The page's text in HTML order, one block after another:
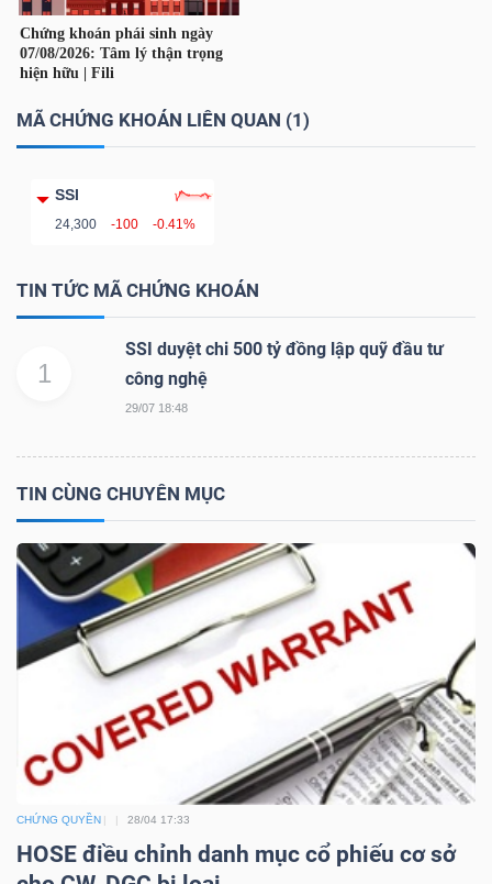
MÃ CHỨNG KHOÁN LIÊN QUAN (1)
SSI
24,300 -100 -0.41%
TIN TỨC MÃ CHỨNG KHOÁN
1
SSI duyệt chi 500 tỷ đồng lập quỹ đầu tư
công nghệ
29/07 18:48
TIN CÙNG CHUYÊN MỤC
CHỨNG QUYỀN 28/04 17:33
HOSE điều chỉnh danh mục cổ phiếu cơ sở
CHÍNH
CÁ
NHÂN
DOANH
NGHIỆP
CỔ
PHIẾU
PHÁI